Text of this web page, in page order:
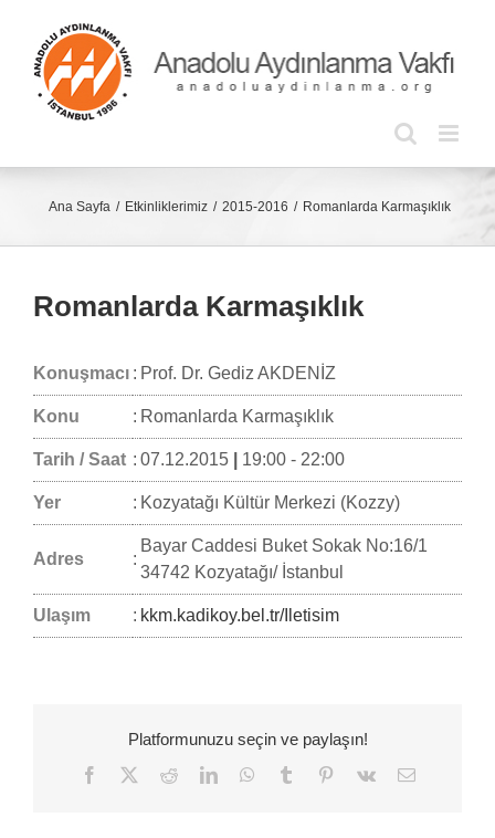
content
Ana Sayfa Etkinliklerimiz 2015-2016 Romanlarda Karmaşıklık
Romanlarda Karmaşıklık
Konuşmacı : Prof. Dr. Gediz AKDENİZ
Konu : Romanlarda Karmaşıklık
Tarih / Saat : 07.12.2015 19:00 - 22:00
Yer : Kozyatağı Kültür Merkezi (Kozzy)
Adres :
Bayar Caddesi Buket Sokak No:16/1
34742 Kozyatağı/ İstanbul
Ulaşım : kkm.kadikoy.bel.tr/Iletisim
Platformunuzu seçin ve paylaşın!
Facebook
TwitterRedditLinkedInWhatsApp
Tumblr Pinterest
Vk
E-